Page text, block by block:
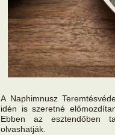
A Naphimnusz
idén is szeretné
Ebben az esztendőben
olvashatják.